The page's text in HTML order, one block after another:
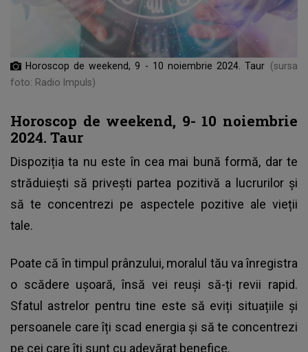
Horoscop de weekend, 9 - 10 noiembrie 2024. Taur (sursa
foto: Radio Impuls)
Horoscop de weekend, 9- 10 noiembrie
2024. Taur
Dispoziția ta nu este în cea mai bună formă, dar te
străduiești să privești partea pozitivă a lucrurilor și
să te concentrezi pe aspectele pozitive ale vieții
tale.
Poate că în timpul prânzului, moralul tău va înregistra
o scădere ușoară, însă vei reuși să-ți revii rapid.
Sfatul astrelor pentru tine este să eviți situațiile și
persoanele care îți scad energia și să te concentrezi
pe cei care îți sunt cu adevărat benefice.